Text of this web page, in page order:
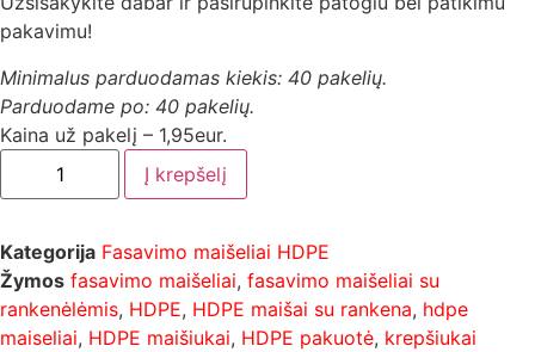
pakavimu!
Minimalus parduodamas kiekis: 40 pakelių.
Parduodame po: 40 pakelių.
Kaina už pakelį – 1,95eur.
Į krepšelį
Kategorija Fasavimo maišeliai HDPE
Žymos fasavimo maišeliai, fasavimo maišeliai su
rankenėlėmis, HDPE, HDPE maišai su rankena, hdpe
maiseliai, HDPE maišiukai, HDPE pakuotė, krepšiukai